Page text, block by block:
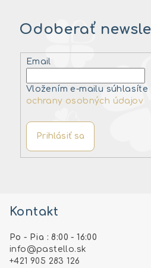
Odoberať
Email
Vložením e-mailu súhlasíte
ochrany osobných údajov
Prihlásiť sa
Kontakt
Po - Pia : 8:00 - 16:00
info @pastello.sk
+421 905 283 126